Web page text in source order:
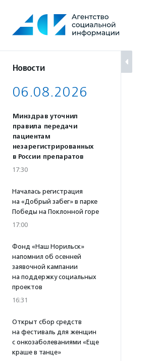
содержанию
Новости
06.08.2026
Минздрав уточнил
правила передачи
пациентам
незарегистрированных
в России препаратов
17:30
Началась регистрация
на «Добрый забег» в парке
Победы на Поклонной горе
17:00
Фонд «Наш Норильск»
напомнил об осенней
заявочной кампании
на поддержку социальных
проектов
16:31
Открыт сбор средств
на фестиваль для женщин
с онкозаболеваниями «Еще
краше в танце»